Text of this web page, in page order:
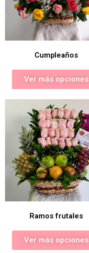
Cumpleaños
Ver más opciones
Ramos frutales
Ver más opciones